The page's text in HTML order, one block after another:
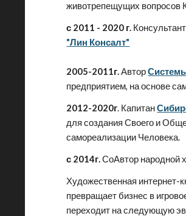
животрепещущих вопросов
с 2011 - 2020 г.
"Лин Консалт"
2005-2011г.Автор
предприятием, на основе
2012-2020г. Капитан
для создания Своего и
самореализации Человека.
с 2014г.СоАвтор народной
Художественная интернет-
превращает бизнес в
переходит на следующую